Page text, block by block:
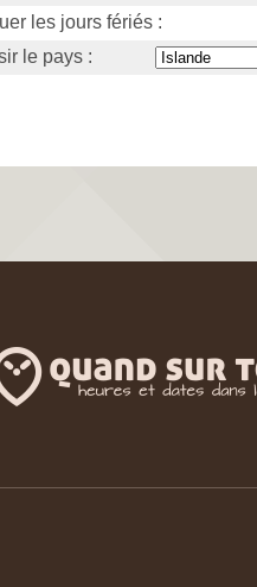
les jours fériés :
le pays :